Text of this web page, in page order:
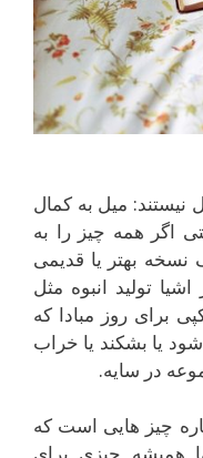
میل به کمال
اگر همه چیز را به
نسخه بهتر یا قدیمی
تولید انبوه مثل
برای روز مبادا که
يا بشکند یا خراب
در سایه.
چیز هایی است که